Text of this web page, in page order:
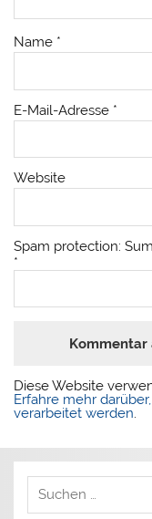
Name *
E-Mail-Adresse *
Website
Spam protection:
*
Diese Website
Erfahre mehr
verarbeitet werden.